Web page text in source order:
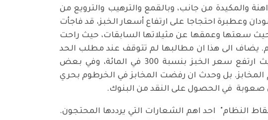
والمكيدة من جانب، وبالقمع والترهيب والترويع من
وعطبرة احتجاجا على ارتفاع أسعار الخبز، قد فاجأت
سعتها وعمقها عن مثيلاتها السابقات، حيث راحت
يضاف الى هذا ان مطالبها لم تتوقف عند مطلب الحد
من غلاء الأسعار، ومن شحة المواد الأساسية والضرورية للمعيشة وارتفاع أسعارها، حيث ارتفع سعر الخبز بنسبة 300 في المائة، وفي بعض
امام المخابز. بل وحدث ان رفضت المخابز في الخرطوم بحري
النظام" احد اهم الشعارات التي يرددها المحتجون.